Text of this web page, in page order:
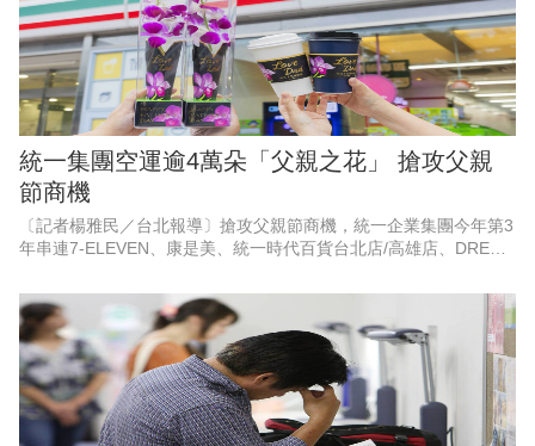
統一集團空運逾4萬朵「父親之花」 搶攻父親
節商機
〔記者楊雅民／台北報導〕搶攻父親節商機，統一企業集團今年第3
年串連7-ELEVEN、康是美、統一時代百貨台北店/高雄店、DREAM
牌，空